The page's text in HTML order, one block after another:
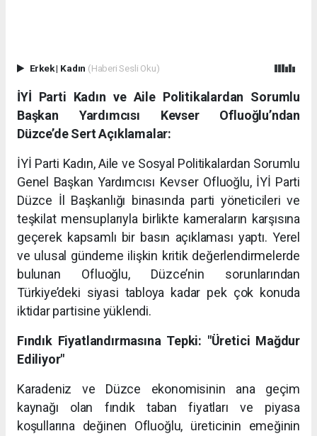
Erkek| Kadın (Haberi Sesli Oku)
İYİ Parti Kadın ve Aile Politikalardan Sorumlu
Başkan Yardımcısı Kevser Ofluoğlu’ndan
Düzce’de Sert Açıklamalar:
İYİ Parti Kadın, Aile ve Sosyal Politikalardan Sorumlu
Genel Başkan Yardımcısı Kevser Ofluoğlu, İYİ Parti
Düzce İl Başkanlığı binasında parti yöneticileri ve
teşkilat mensuplarıyla birlikte kameraların karşısına
geçerek kapsamlı bir basın açıklaması yaptı. Yerel
ve ulusal gündeme ilişkin kritik değerlendirmelerde
bulunan Ofluoğlu, Düzce’nin sorunlarından
Türkiye’deki siyasi tabloya kadar pek çok konuda
iktidar partisine yüklendi.
Fındık Fiyatlandırmasına Tepki: "Üretici Mağdur
Ediliyor"
Karadeniz ve Düzce ekonomisinin ana geçim
kaynağı olan fındık taban fiyatları ve piyasa
koşullarına değinen Ofluoğlu, üreticinin emeğinin